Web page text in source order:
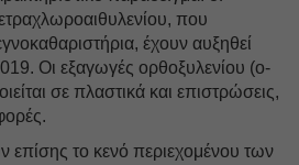
που
έχουν αυξηθεί
Οι εξαγωγές ορθοξυλενίου (o-
σε πλαστικά και επιστρώσεις,
επίσης το κενό περιεχομένου των